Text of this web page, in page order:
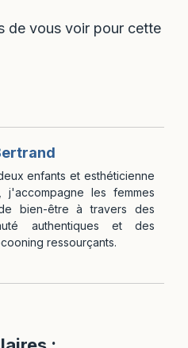
de vous voir pour cette
enfants et esthéticienne
j'accompagne les femmes
bien-être à travers des
authentiques et des
ressourçants.